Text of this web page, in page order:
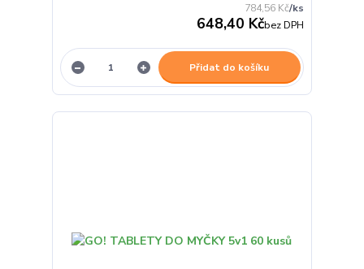
784,56 Kč/ks
648,40 Kčbez DPH
Přidat do košíku